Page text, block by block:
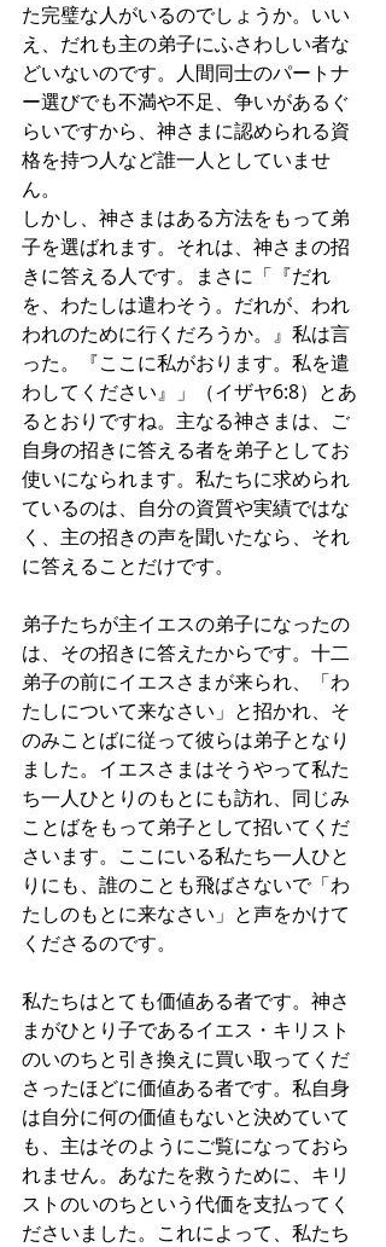
た完璧な人がいるのでしょうか。いい
え、だれも主の弟子にふさわしい者な
どいないのです。人間同士のパートナ
ー選びでも不満や不足、争いがあるぐ
らいですから、神さまに認められる資
格を持つ人など誰一人としていませ
ん。
しかし、神さまはある方法をもって弟
子を選ばれます。それは、神さまの招
きに答える人です。まさに「『だれ
を、わたしは遣わそう。だれが、われ
われのために行くだろうか。』私は言
った。『ここに私がおります。私を遣
わしてください』」（イザヤ6:8）とあ
るとおりですね。主なる神さまは、ご
自身の招きに答える者を弟子としてお
使いになられます。私たちに求められ
ているのは、自分の資質や実績ではな
く、主の招きの声を聞いたなら、それ
に答えることだけです。
弟子たちが主イエスの弟子になったの
は、その招きに答えたからです。十二
弟子の前にイエスさまが来られ、「わ
たしについて来なさい」と招かれ、そ
のみことばに従って彼らは弟子となり
ました。イエスさまはそうやって私た
ち一人ひとりのもとにも訪れ、同じみ
ことばをもって弟子として招いてくだ
さいます。ここにいる私たち一人ひと
りにも、誰のことも飛ばさないで「わ
たしのもとに来なさい」と声をかけて
くださるのです。
私たちはとても価値ある者です。神さ
まがひとり子であるイエス・キリスト
のいのちと引き換えに買い取ってくだ
さったほどに価値ある者です。私自身
は自分に何の価値もないと決めていて
も、主はそのようにご覧になっておら
れません。あなたを救うために、キリ
ストのいのちという代価を支払ってく
ださいました。これによって、私たち